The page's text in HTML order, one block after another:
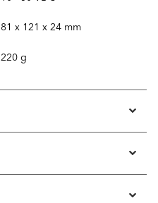
81 x 121 x 24 mm
220 g